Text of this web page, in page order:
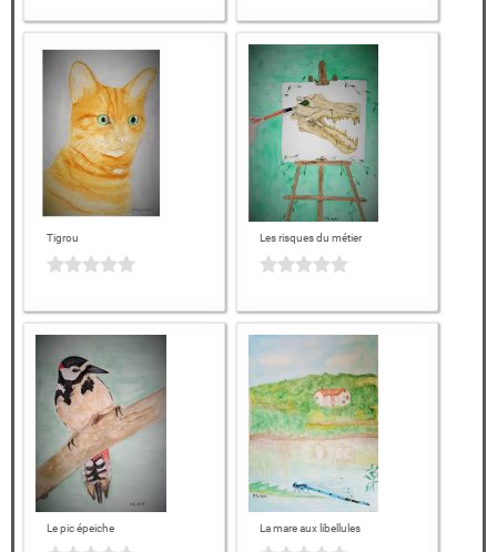
Tigrou Les risques du métier
Le pic épeiche La mare aux libellules